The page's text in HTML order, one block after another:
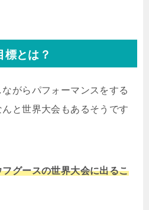
標とは？
がらパフォーマンスをする
と世界大会もあるそうです
フグースの世界大会に出るこ